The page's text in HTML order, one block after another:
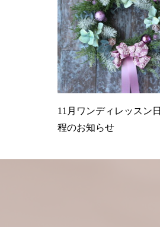
11月ワンディレッスン日
程のお知らせ